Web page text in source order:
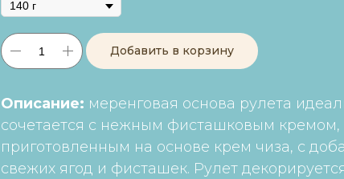
Добавить в корзину
Описание: меренговая основа рулета
сочетается с нежным фисташковым кремом,
приготовленным на основе крем чиза, с
свежих ягод и фисташек. Рулет